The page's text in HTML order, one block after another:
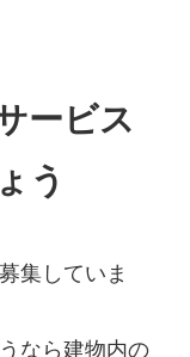
ービス
う
集していま
なら建物内の